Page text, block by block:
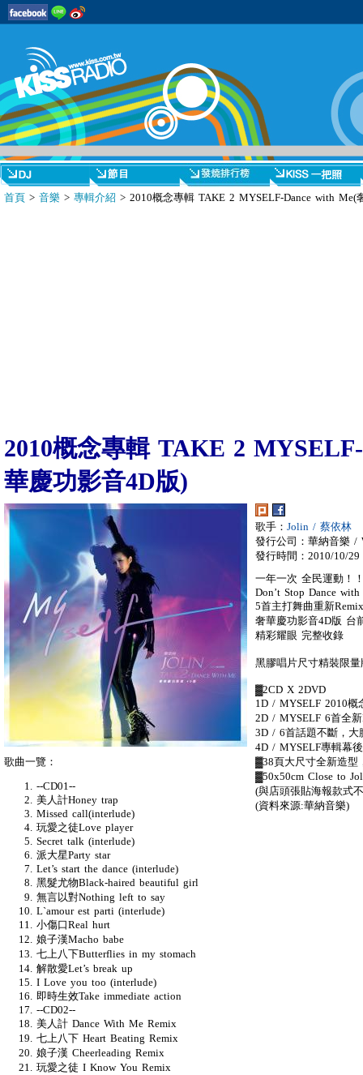
首頁 > 音樂 > 專輯介紹 > 2010概念專輯 TAKE 2 MYSELF-Dance with Me(
2010概念專輯 TAKE 2
華慶功影音4D版)
歌手： Jolin / 蔡依林
發行公司：華納音樂 /
發行時間：2010/10/29
一年一次 全民運動！
Don’t Stop Dance
5首主打舞曲重新
奢華慶功影音4D版 台
精彩耀眼 完整收錄
黑膠唱片尺寸精裝限
▓2CD X 2DVD
1D / MYSELF 2010概
2D / MYSELF 6首全
3D / 6首話題不斷，大
4D / MYSELF專輯幕
▓38頁大尺寸全新造型
▓50x50cm Close to
(與店頭張貼海報款式
(資料來源:華納音樂)
歌曲一覽：
--CD01--
美人計Honey trap
Missed call(interlude)
玩愛之徒Love player
Secret talk (interlude)
派大星Party star
Let’s start the dance (interlude)
黑髮尤物Black-haired beautiful girl
無言以對Nothing left to say
L`amour est parti (interlude)
小傷口Real hurt
娘子漢Macho babe
七上八下Butterflies in my stomach
解散愛Let’s break up
I Love you too (interlude)
即時生效Take immediate action
--CD02--
美人計 Dance With Me Remix
七上八下 Heart Beating Remix
娘子漢 Cheerleading Remix
玩愛之徒 I Know You Remix